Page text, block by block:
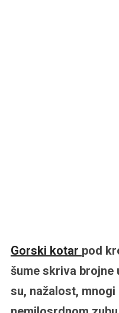
Gorski kotar pod
šume skriva
su, nažalost, mnogi